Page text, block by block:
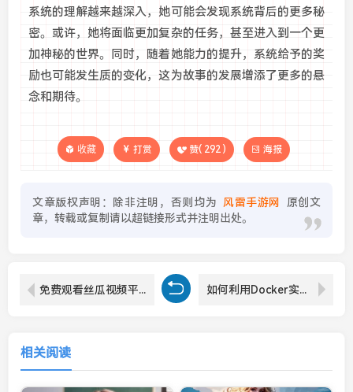
系统的理解越来越深入，她可能会发现系统背后的更多秘
密。或许，她将面临更加复杂的任务，甚至进入到一个更
加神秘的世界。同时，随着她能力的提升，系统给予的奖
励也可能发生质的变化，这为故事的发展增添了更多的悬
念和期待。
收藏 打赏 赞( 292 ) 海报
文章版权声明：除非注明，否则均为 风雷手游网
原创文
章，转载或复制请以超链接形式并注明出处。
免费观看丝瓜视频平台，无限畅享高清影视内容，轻松体验无广告看剧乐趣 如何利用Docker实现在线播放视频服务：高效构建视频流平台的解决方案
相关阅读